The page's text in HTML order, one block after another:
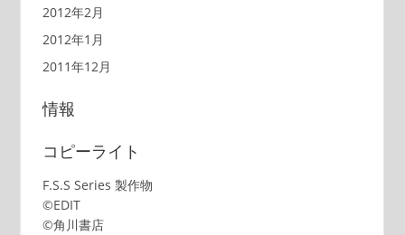
2012年2月
2012年1月
2011年12月
情報
コピーライト
F.S.S Series 製作物
©EDIT
©角川書店